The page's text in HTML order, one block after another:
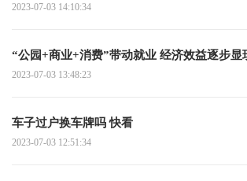
2023-07-03 14:10:34
“公园+商业+消费”带动就业 经济效益逐步显
2023-07-03 13:48:23
车子过户换车牌吗 快看
2023-07-03 12:51:34